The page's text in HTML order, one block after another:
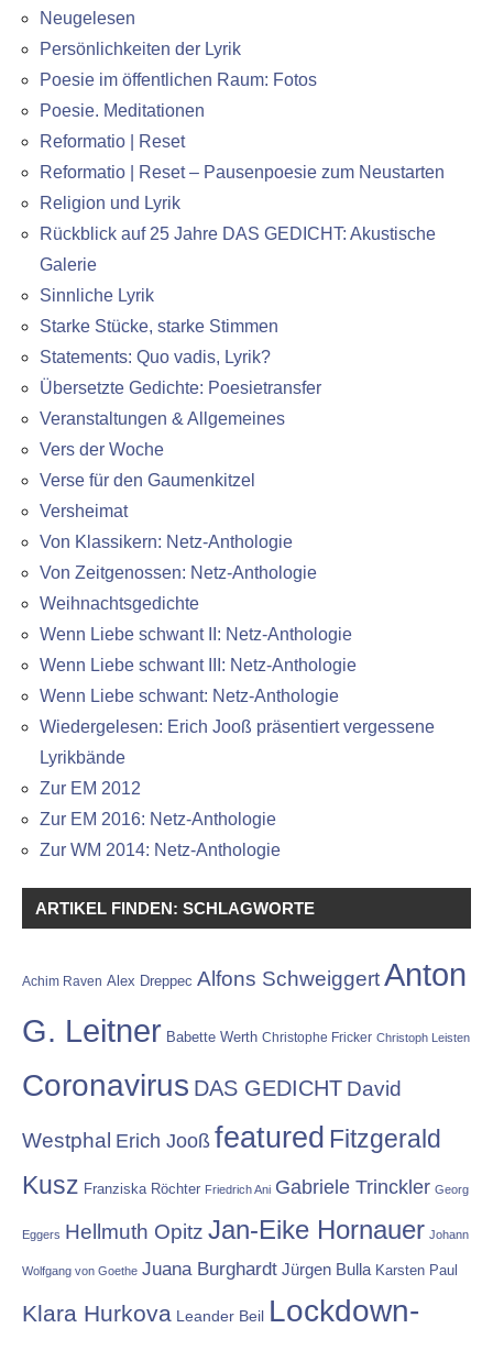
Neugelesen
Persönlichkeiten der Lyrik
Poesie im öffentlichen Raum: Fotos
Poesie. Meditationen
Reformatio | Reset
Reformatio | Reset – Pausenpoesie zum Neustarten
Religion und Lyrik
Rückblick auf 25 Jahre DAS GEDICHT: Akustische
Galerie
Sinnliche Lyrik
Starke Stücke, starke Stimmen
Statements: Quo vadis, Lyrik?
Übersetzte Gedichte: Poesietransfer
Veranstaltungen & Allgemeines
Vers der Woche
Verse für den Gaumenkitzel
Versheimat
Von Klassikern: Netz-Anthologie
Von Zeitgenossen: Netz-Anthologie
Weihnachtsgedichte
Wenn Liebe schwant II: Netz-Anthologie
Wenn Liebe schwant III: Netz-Anthologie
Wenn Liebe schwant: Netz-Anthologie
Wiedergelesen: Erich Jooß präsentiert vergessene
Lyrikbände
Zur EM 2012
Zur EM 2016: Netz-Anthologie
Zur WM 2014: Netz-Anthologie
ARTIKEL FINDEN: SCHLAGWORTE
Achim Raven Alex Dreppec Alfons SchweiggertAnton
G. Leitner Babette Werth Christophe Fricker Christoph Leisten
Coronavirus DAS GEDICHT David
Westphal Erich Jooß featured Fitzgerald
Kusz Franziska Röchter Friedrich Ani Gabriele Trinckler Georg
Eggers Hellmuth Opitz Jan-Eike Hornauer Johann
Wolfgang von Goethe Juana Burghardt Jürgen Bulla Karsten Paul
Klara Hurkova Leander Beil Lockdown-